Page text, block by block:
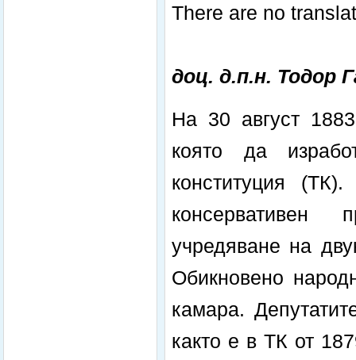
There are no
доц. д.п.н. Тодор
На 30 август
която да
конституция
консервативен
учредяване на
Обикновено
камара.
както е в ТК от